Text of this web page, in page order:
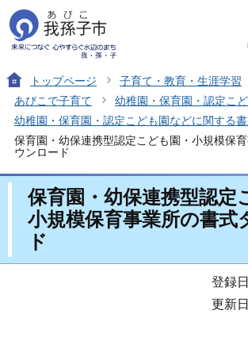
トップページ
子育て・教育・生涯学習
あびこで子育て
幼稚園・保育園・認定こ
幼稚園・保育園・認定こども園などに関する
保育園・幼保連携型認定こども園・小規模保
ウンロード
保育園・幼保連携型認定
小規模保育事業所の書式
ド
登録
更新